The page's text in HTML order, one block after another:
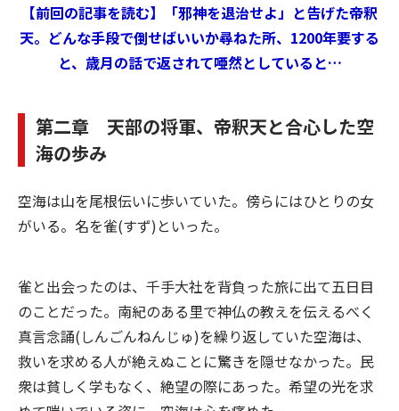
【前回の記事を読む】「邪神を退治せよ」と告げた帝釈
天。どんな手段で倒せばいいか尋ねた所、1200年要する
と、歳月の話で返されて唖然としていると…
第二章 天部の将軍、帝釈天と合心した空
海の歩み
空海は山を尾根伝いに歩いていた。傍らにはひとりの女
がいる。名を雀(すず)といった。
雀と出会ったのは、千手大社を背負った旅に出て五日目
のことだった。南紀のある里で神仏の教えを伝えるべく
真言念誦(しんごんねんじゅ)を繰り返していた空海は、
救いを求める人が絶えぬことに驚きを隠せなかった。民
衆は貧しく学もなく、絶望の際にあった。希望の光を求